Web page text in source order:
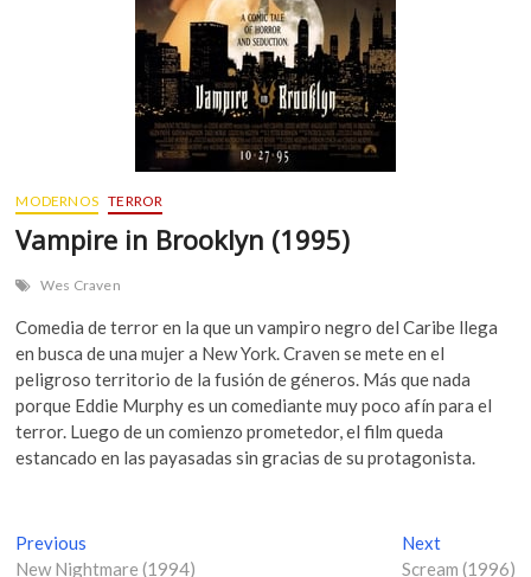
MODERNOS TERROR
Vampire in Brooklyn (1995)
Wes Craven
Comedia de terror en la que un vampiro negro del Caribe llega
en busca de una mujer a New York. Craven se mete en el
peligroso territorio de la fusión de géneros. Más que nada
porque Eddie Murphy es un comediante muy poco afín para el
terror. Luego de un comienzo prometedor, el film queda
estancado en las payasadas sin gracias de su protagonista.
N
Previous
r
New Nightmare (1994)
NextN
e
Scream (1996)